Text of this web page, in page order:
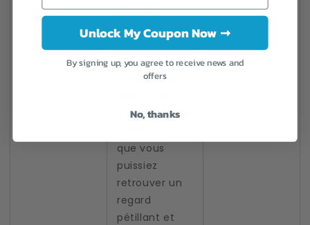
ont des
problèmes de
peau au
niveau du
contour des
proposons des
que vous
puissiez
retrouver un
regard
pétillant et
Unlock My Coupon Now ➞
By signing up, you agree to receive news and
offers
No, thanks